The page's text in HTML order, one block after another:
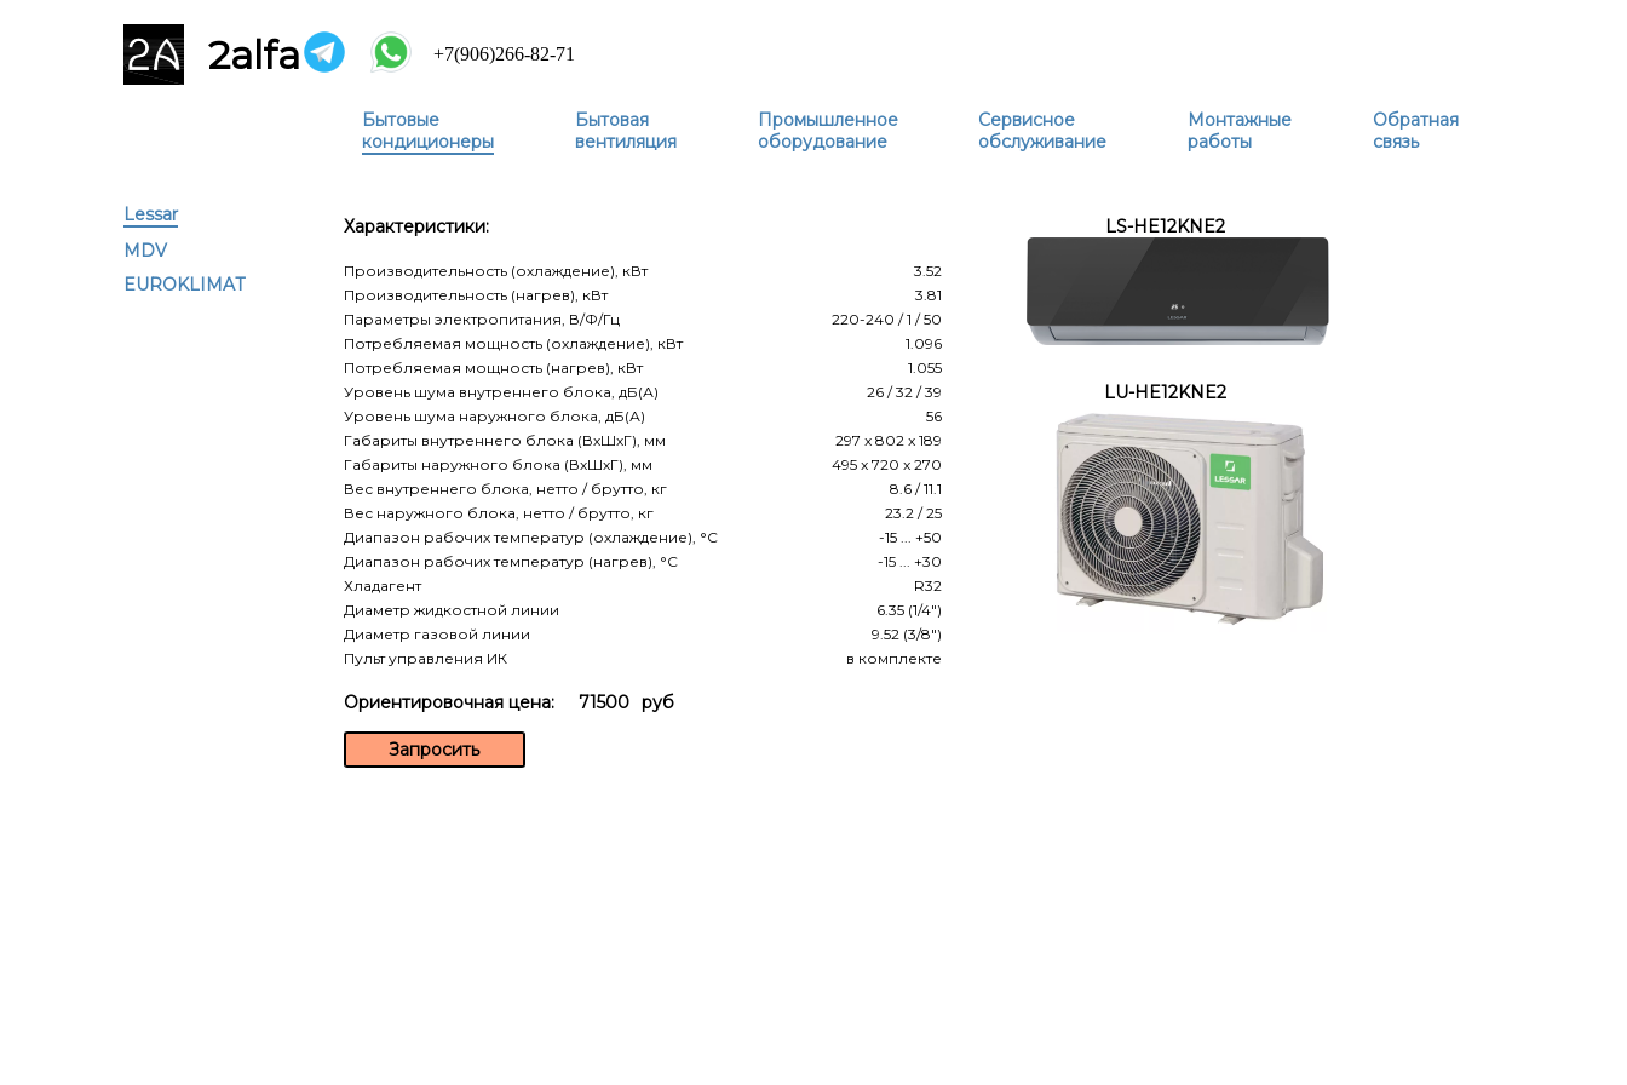
2alfa +7(906)266-82-71
Бытовые
кондиционеры
Бытовая
вентиляция
Промышленное
оборудование
Сервисное
обслуживание
Монтажные
работы
Обратная
связь
Lessar
MDV
EUROKLIMAT
Характеристики:
Производительность (охлаждение), кВт
3.52
Производительность (нагрев), кВт
3.81
Параметры электропитания, В/Ф/Гц
220-240 / 1 / 50
Потребляемая мощность (охлаждение), кВт
1.096
Потребляемая мощность (нагрев), кВт
1.055
Уровень шума внутреннего блока, дБ(А)
26 / 32 / 39
Уровень шума наружного блока, дБ(А)
56
Габариты внутреннего блока (ВхШхГ), мм
297 x 802 x 189
Габариты наружного блока (ВхШхГ), мм
495 x 720 x 270
Вес внутреннего блока, нетто / брутто, кг
8.6 / 11.1
Вес наружного блока, нетто / брутто, кг
23.2 / 25
Диапазон рабочих температур (охлаждение), °С
-15 ... +50
Диапазон рабочих температур (нагрев), °С
-15 ... +30
Хладагент
R32
Диаметр жидкостной линии
6.35 (1/4")
Диаметр газовой линии
9.52 (3/8")
Пульт управления ИК
в комплекте
Ориентировочная цена: 71500 руб
Запросить
LS-HE12KNE2
LU-HE12KNE2